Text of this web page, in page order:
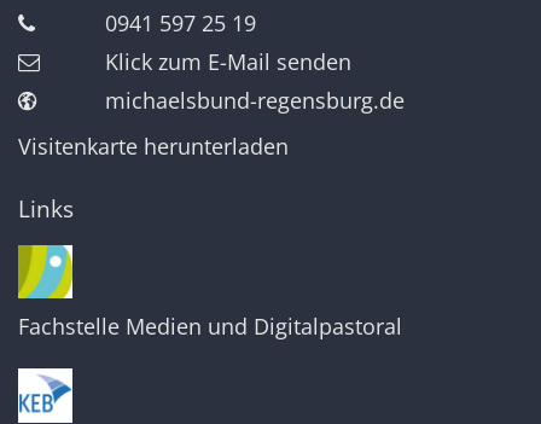
0941 597 25 19
Klick zum E-Mail senden
michaelsbund-regensburg.de
Visitenkarte herunterladen
Links
Fachstelle Medien und Digitalpastoral